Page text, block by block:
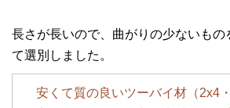
長さが長いので、曲がりの少ないもの
て選別しました。
安くて質の良いツーバイ材（2x4